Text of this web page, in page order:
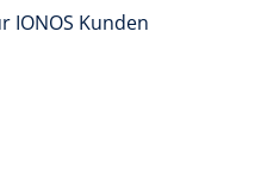
IONOS Kunden